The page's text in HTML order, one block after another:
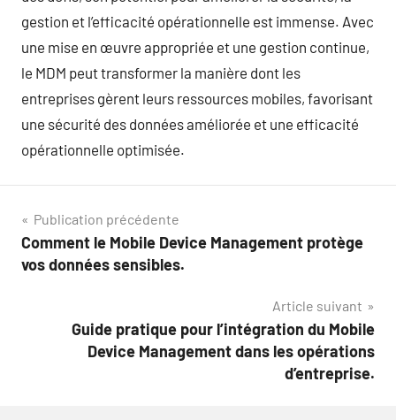
gestion et l’efficacité opérationnelle est immense. Avec
une mise en œuvre appropriée et une gestion continue,
le MDM peut transformer la manière dont les
entreprises gèrent leurs ressources mobiles, favorisant
une sécurité des données améliorée et une efficacité
opérationnelle optimisée.
Navigation
de
Publication précédente
Comment le Mobile Device Management protège
vos données sensibles.
Article suivant
Guide pratique pour l’intégration du Mobile
Device Management dans les opérations
d’entreprise.